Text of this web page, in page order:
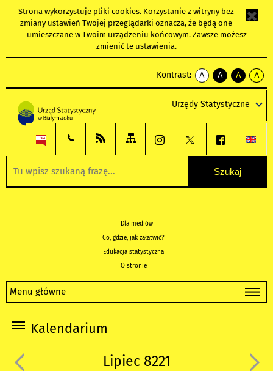
Strona wykorzystuje pliki cookies. Korzystanie z witryny bez
zmiany ustawień Twojej przeglądarki oznacza, że będą one
umieszczane w Twoim urządzeniu końcowym. Zawsze możesz
zmienić te ustawienia.
Kontrast:
A
kontrast
A
kontrast
tekst
czarnym
A
kontrast
tekst
czarnym
A
tekst
żółtym
Urzędy Statystyczne
Dla mediów
Co, gdzie, jak załatwić?
Edukacja statystyczna
O stronie
Menu główne
Kalendarium
Lipiec 8221